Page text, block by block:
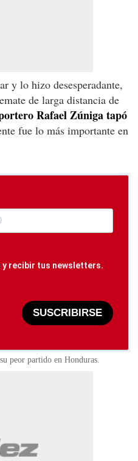
y lo hizo desesperadante,
de larga distancia de
Rafael Zúniga tapó
fue lo más importante en
recibir tus newsletters.
SUSCRIBIRSE
peor partido en Honduras.